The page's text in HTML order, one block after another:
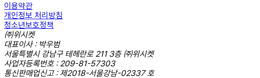
이용약관
개인정보 처리방침
청소년보호정책
㈜위시켓
대표이사 : 박우범
서울특별시 강남구 테헤란로 211 3층 ㈜위시켓
사업자등록번호 : 209-81-57303
통신판매업신고 : 제2018-서울강남-02337 호